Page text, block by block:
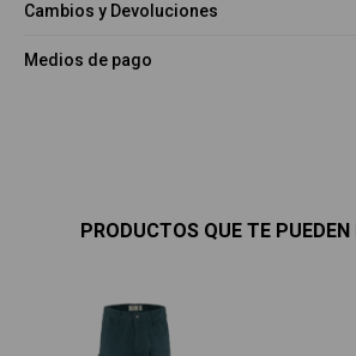
Cambios y Devoluciones
Medios de pago
PRODUCTOS QUE TE PUEDEN